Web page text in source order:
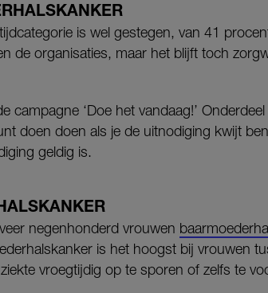
is wel gestegen, van 41
de organisaties, maar het blijft toch
campagne ‘Doe het vandaag!’
doen doen als je de uitnodiging kwijt
geldig is.
negenhonderd vrouwen
is het hoogst bij vrouwen
vroegtijdig op te sporen of zelfs te